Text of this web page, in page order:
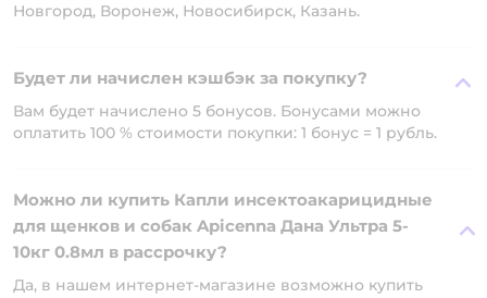
Новгород, Воронеж, Новосибирск, Казань.
Будет ли начислен кэшбэк за покупку?
Вам будет начислено 5 бонусов. Бонусами можно
оплатить 100 % стоимости покупки: 1 бонус = 1 рубль.
Можно ли купить Капли инсектоакарицидные
для щенков и собак Apicenna Дана Ультра 5-
10кг 0.8мл в рассрочку?
Да, в нашем интернет-магазине возможно купить